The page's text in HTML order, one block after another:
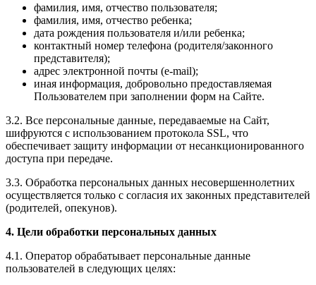
фамилия, имя, отчество пользователя;
фамилия, имя, отчество ребенка;
дата рождения пользователя и/или ребенка;
контактный номер телефона (родителя/законного
представителя);
адрес электронной почты (e-mail);
иная информация, добровольно предоставляемая
Пользователем при заполнении форм на Сайте.
3.2. Все персональные данные, передаваемые на Сайт,
шифруются с использованием протокола SSL, что
обеспечивает защиту информации от несанкционированного
доступа при передаче.
3.3. Обработка персональных данных несовершеннолетних
осуществляется только с согласия их законных представителей
(родителей, опекунов).
4. Цели обработки персональных данных
4.1. Оператор обрабатывает персональные данные
пользователей в следующих целях: